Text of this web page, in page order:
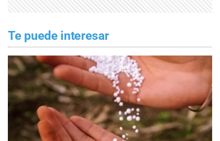
Te puede interesar